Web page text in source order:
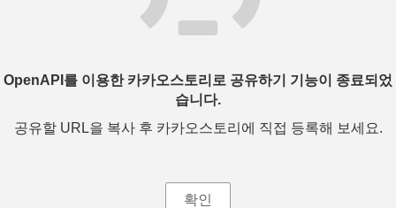
OpenAPI를 이용한 카카오스토리로 공유하기 기능이 종료되었
습니다.
공유할 URL을 복사 후 카카오스토리에 직접 등록해 보세요.
확인